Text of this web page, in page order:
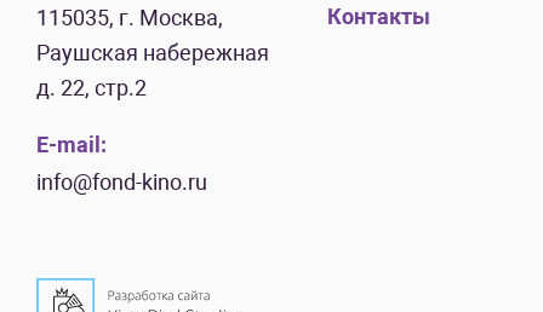
115035, г. Москва,
Раушская набережная
д. 22, стр.2
E-mail:
info@fond-kino.ru
Контакты